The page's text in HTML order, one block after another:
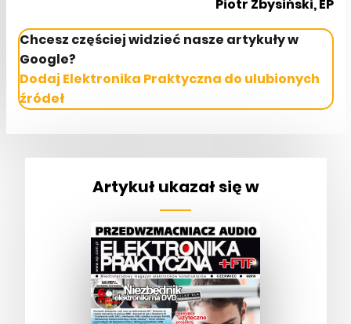
Piotr Zbysiński, EP
Chcesz częściej widzieć nasze artykuły w
Google?
Dodaj Elektronika Praktyczna do ulubionych
źródeł
Artykuł ukazał się w